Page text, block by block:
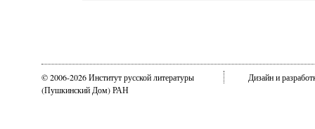
© 2006-2026 Институт русской литературы
(Пушкинский Дом) РАН
Дизайн и